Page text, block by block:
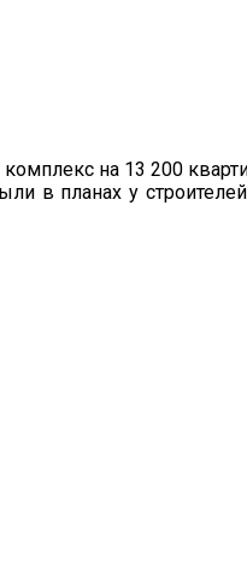
на 13 200
в планах у